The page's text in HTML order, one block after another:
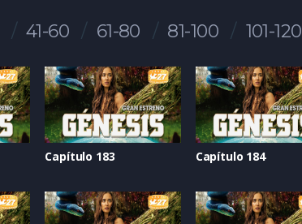
41-60 61-80 81-100 101-120
Capítulo 183 Capítulo 184